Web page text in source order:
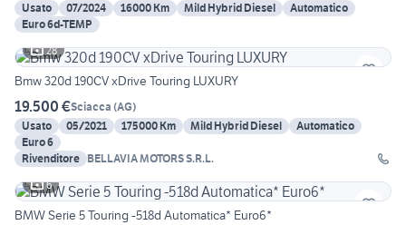
Usato
07/2024 16000 Km Mild Hybrid Diesel
Automatico
Euro 6d-TEMP
28
Bmw 320d 190CV xDrive Touring LUXURY
19.500 €Sciacca (AG)
Usato
05/2021 175000 Km Mild Hybrid Diesel
Automatico
Euro 6
Rivenditore BELLAVIA MOTORS S.R.L.
6
BMW Serie 5 Touring -518d Automatica* Euro6*